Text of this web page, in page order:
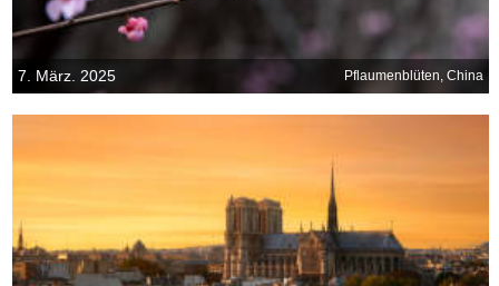
7. März. 2025 Pflaumenblüten, China